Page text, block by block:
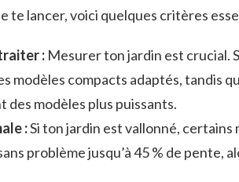
te lancer, voici quelques critères
: Mesurer ton jardin est crucial.
modèles compacts adaptés, tandis
des modèles plus puissants.
:Si ton jardin est vallonné,
problème jusqu’à 45 % de pente,